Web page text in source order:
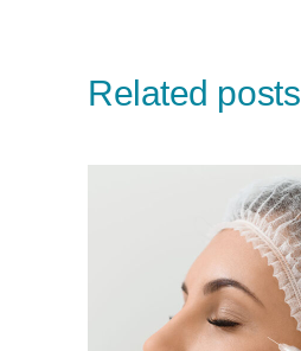
Related posts